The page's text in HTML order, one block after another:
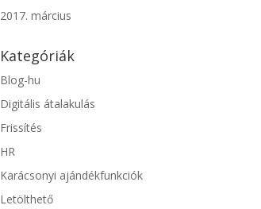
2017. március
Kategóriák
Blog-hu
Digitális átalakulás
Frissítés
HR
Karácsonyi ajándékfunkciók
Letölthető